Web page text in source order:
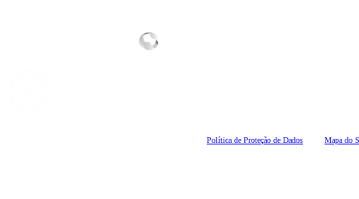
Política de Proteção de Dados Mapa do